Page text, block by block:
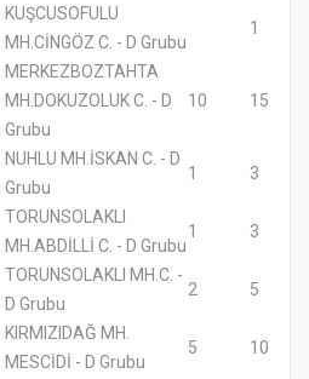
KUŞCUSOFULU
MH.CİNGÖZ C. - D Grubu
1
MERKEZBOZTAHTA
MH.DOKUZOLUK C. - D
Grubu
10 15
NUHLU MH.İSKAN C. - D
Grubu
1 3
TORUNSOLAKLI
MH.ABDİLLİ C. - D Grubu
1 3
TORUNSOLAKLI MH.C. -
D Grubu
2 5
KIRMIZIDAĞ MH.
MESCİDİ - D Grubu
5 10